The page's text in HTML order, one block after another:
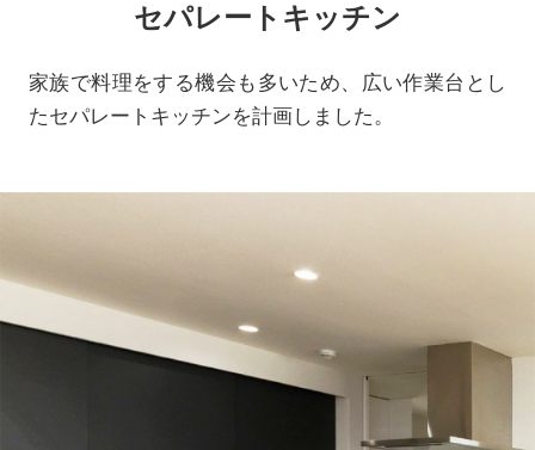
セパレートキッチン
家族で料理をする機会も多いため、広い作業台とし
たセパレートキッチンを計画しました。